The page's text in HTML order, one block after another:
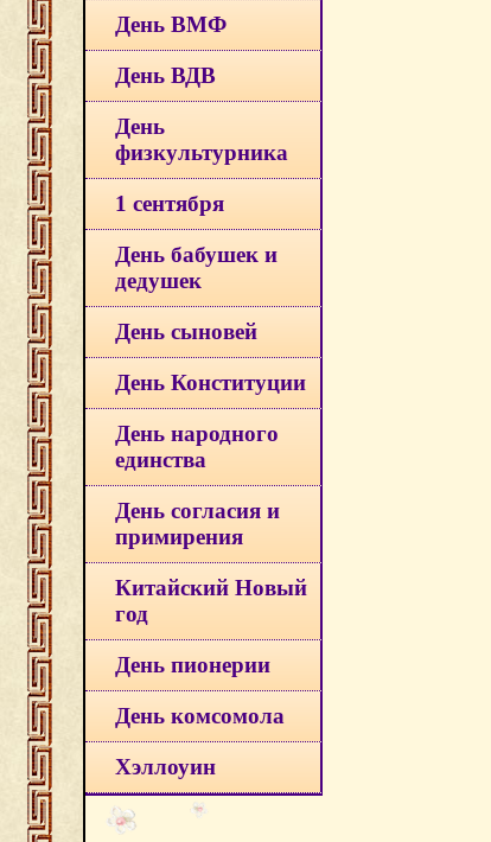
День ВМФ
День ВДВ
День
физкультурника
1 сентября
День бабушек и
дедушек
День сыновей
День Конституции
День народного
единства
День согласия и
примирения
Китайский Новый
год
День пионерии
День комсомола
Хэллоуин